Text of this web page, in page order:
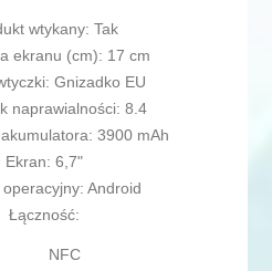
wtykany: Tak
ekranu (cm): 17 cm
Gnizadko EU
naprawialności: 8.4
3900 mAh
Ekran: 6,7"
operacyjny: Android
Łączność:
NFC